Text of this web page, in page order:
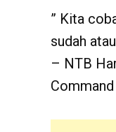
” Kita
sudah
– NTB